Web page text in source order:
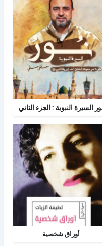
السيرة النبوية : الجزء الثاني
أوراق شخصية